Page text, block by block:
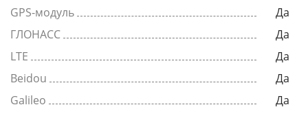
GPS-модуль
Да
ГЛОНАСС
Да
LTE
Да
Beidou
Да
Galileo
Да